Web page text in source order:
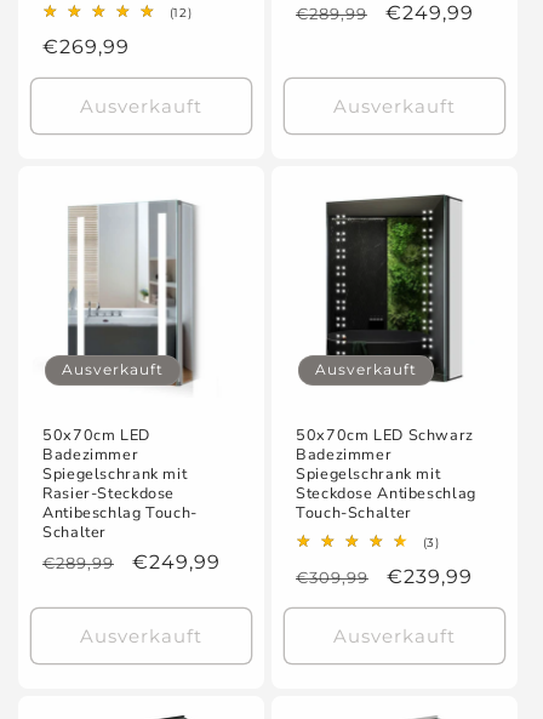
(12)12
Normaler
Preis
€269,99
Ausverkauft
Normaler
€289,99 Verkaufspreis
€249,99
Ausverkauft
Ausverkauft
50x70cm LED
Badezimmer
Spiegelschrank mit
Rasier-Steckdose
Antibeschlag Touch-
Schalter
Normaler
€289,99 Verkaufspreis
€249,99
Ausverkauft
Ausverkauft
50x70cm LED Schwarz
Badezimmer
Spiegelschrank mit
Steckdose Antibeschlag
Touch-Schalter
(3)3
insgesamt
Normaler
Preis
€309,99 Verkaufspreis
€239,99
Ausverkauft